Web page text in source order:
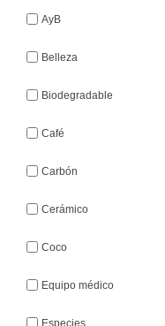
AyB
Belleza
Biodegradable
Café
Carbón
Cerámico
Coco
Equipo médico
Especies